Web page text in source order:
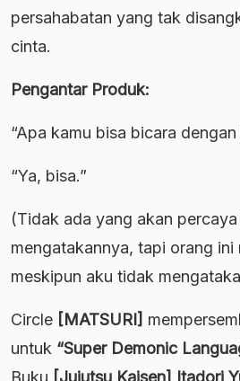
persahabatan yang tak
cinta.
Pengantar Produk:
“Apa kamu bisa bicara dengan
“Ya, bisa.”
(Tidak ada yang akan
mengatakannya, tapi orang ini
meskipun aku tidak
Circle [MATSURI]
untuk “Super Demonic